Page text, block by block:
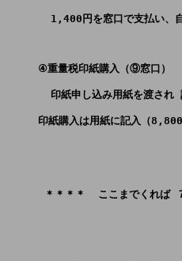
1,400円を窓口で支払い、
     ④重量税印紙購入（⑨窓口）
印紙申し込み用紙を渡され
印紙購入は用紙に記入（8,800
＊＊＊＊  ここまでくれば